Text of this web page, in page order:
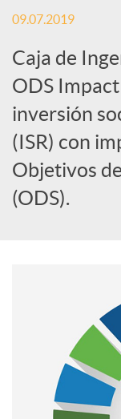
o
c
i
s
09.07.2019
Caja de
ODS
inversión
(ISR) con
Objetivos
(ODS).